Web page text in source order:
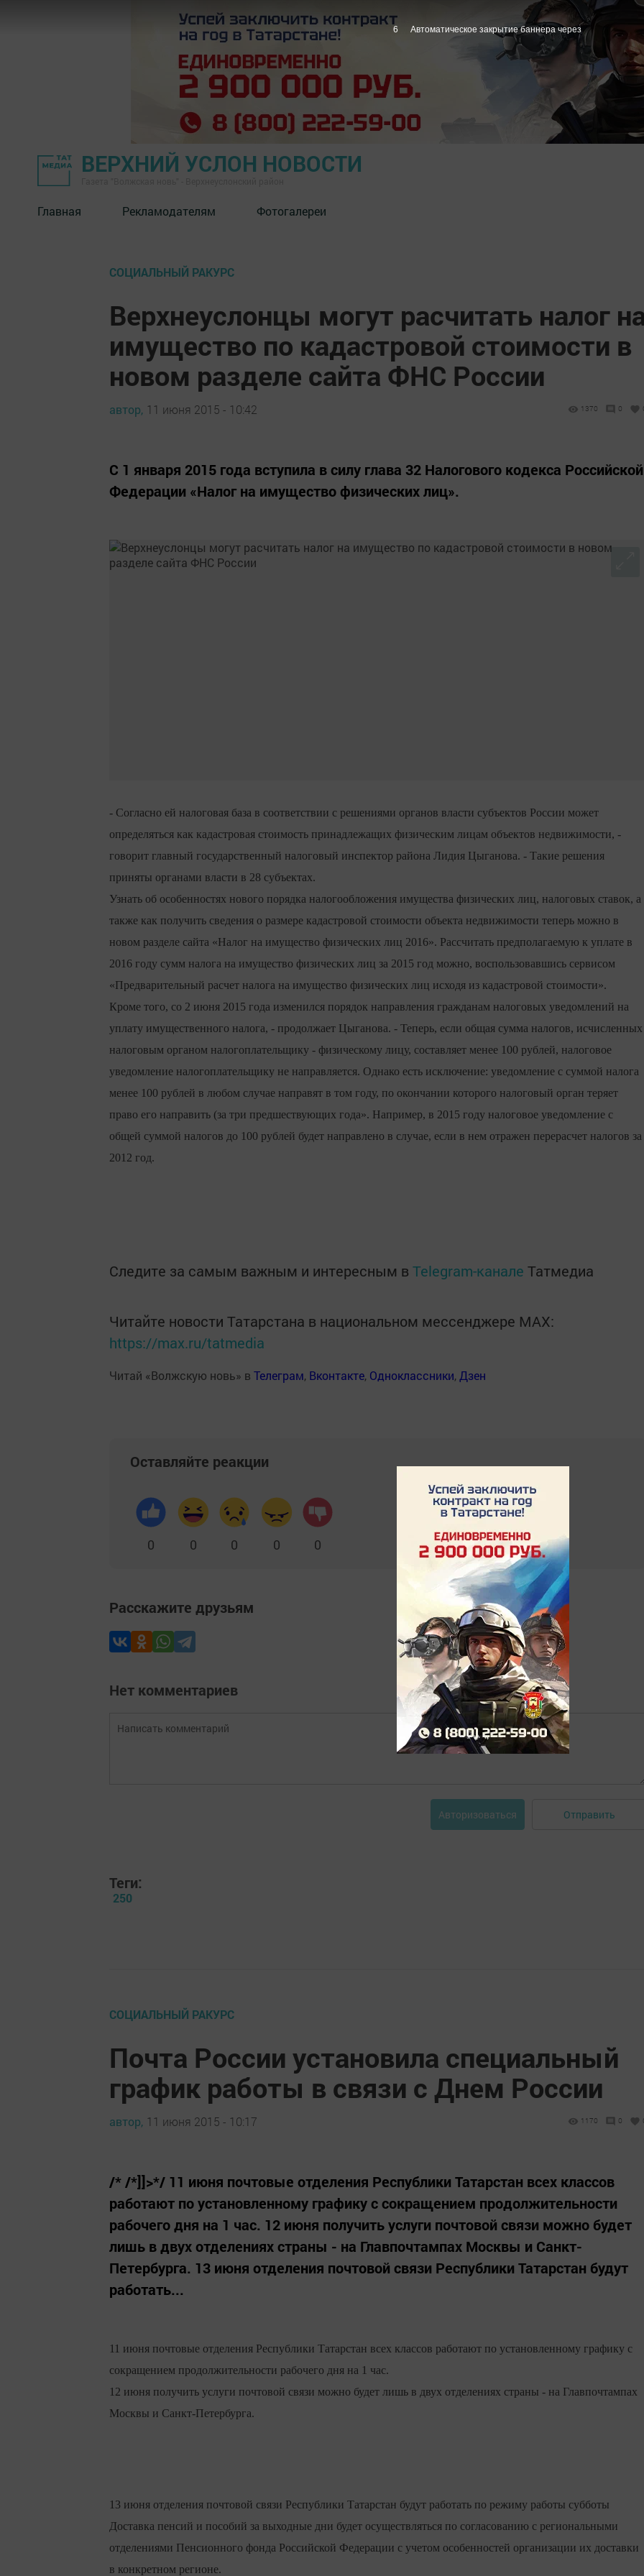
ВЕРХНИЙ УСЛОН НОВОСТИ
Главная Рекламодателям Фотогалереи
СОЦИАЛЬНЫЙ РАКУРС
Верхнеуслонцы могут расчитать налог
имущество по кадастровой стоимости в
новом разделе сайта ФНС России
автор, 11 июня 2015 - 10:42 1370 0
С 1 января 2015 года вступила в силу глава 32 Налогового кодекса Российской
Федерации «Налог на имущество физических лиц».
- Согласно ей налоговая база в соответствии с решениями органов власти субъектов России может
определяться как кадастровая стоимость принадлежащих физическим лицам объектов недвижимости, -
говорит главный государственный налоговый инспектор района Лидия Цыганова. - Такие решения
приняты органами власти в 28 субъектах.
Узнать об особенностях нового порядка налогообложения имущества физических лиц, налоговых ставок, а
также как получить сведения о размере кадастровой стоимости объекта недвижимости теперь можно в
новом разделе сайта «Налог на имущество физических лиц 2016». Рассчитать предполагаемую к уплате в
2016 году сумм налога на имущество физических лиц за 2015 год можно, воспользовавшись сервисом
«Предварительный расчет налога на имущество физических лиц исходя из кадастровой стоимости».
Кроме того, со 2 июня 2015 года изменился порядок направления гражданам налоговых уведомлений на
уплату имущественного налога, - продолжает Цыганова. - Теперь, если общая сумма налогов, исчисленных
налоговым органом налогоплательщику - физическому лицу, составляет менее 100 рублей, налоговое
уведомление налогоплательщику не направляется. Однако есть исключение: уведомление с суммой налога
менее 100 рублей в любом случае направят в том году, по окончании которого налоговый орган теряет
право его направить (за три предшествующих года». Например, в 2015 году налоговое уведомление с
общей суммой налогов до 100 рублей будет направлено в случае, если в нем отражен перерасчет налогов за
2012 год.
Следите за самым важным и интересным в Telegram-канале Татмедиа
Читайте новости Татарстана в национальном мессенджере MАХ:
https://max.ru/tatmedia
Читай «Волжскую новь» в Телеграм, Вконтакте, Одноклассники, Дзен
Оставляйте реакции
0 0 0 0 0
Расскажите друзьям
Нет комментариев
Авторизоваться Отправить
Теги:
250
СОЦИАЛЬНЫЙ РАКУРС
Почта России установила специальный
график работы в связи с Днем России
автор, 11 июня 2015 - 10:17 1170 0
/* /*]]>*/ 11 июня почтовые отделения Республики Татарстан всех классов
работают по установленному графику с сокращением продолжительности
рабочего дня на 1 час. 12 июня получить услуги почтовой связи можно будет
лишь в двух отделениях страны - на Главпочтампах Москвы и Санкт-
Петербурга. 13 июня отделения почтовой связи Республики Татарстан будут
работать...
11 июня почтовые отделения Республики Татарстан всех классов работают по установленному графику с
сокращением продолжительности рабочего дня на 1 час.
12 июня получить услуги почтовой связи можно будет лишь в двух отделениях страны - на Главпочтампах
Москвы и Санкт-Петербурга.
13 июня отделения почтовой связи Республики Татарстан будут работать по режиму работы субботы
Доставка пенсий и пособий за выходные дни будет осуществляться по согласованию с региональными
отделениями Пенсионного фонда Российской Федерации с учетом особенностей организации их доставки
в конкретном регионе.
5 Автоматическое закрытие баннера через